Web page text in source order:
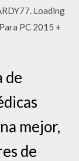
Loading
PC 2015 +
de
mejor,
de